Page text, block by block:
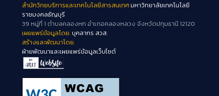
สำนักวิทยบริการและเทคโนโลยีสารสนเทศมหาวิทยาลัยเทคโนโลยี
ราชมงคลธัญบุรี
39 หมู่ที่ 1 ตำบลคลองหก อำเภอคลองหลวง จังหวัดปทุมธานี 12120
เผยแพร่ข้อมูลโดย.บุคลากร สวส.
สร้างและพัฒนาโดย.
ฝ่ายพัฒนาและเผยแพร่ข้อมูลเว็บไซต์